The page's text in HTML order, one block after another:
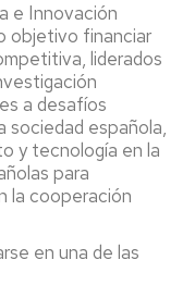
e Innovación
objetivo financiar
liderados
a desafíos
sociedad española,
y tecnología en la
para
la cooperación
en una de las